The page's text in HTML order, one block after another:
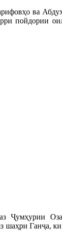
ва
пойдории
Ҷумҳурии
шаҳри Ганҷа,